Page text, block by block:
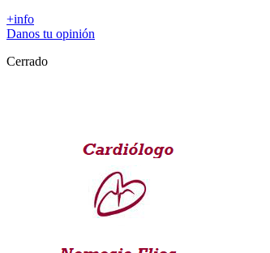
+info
Danos tu opinión
Cerrado